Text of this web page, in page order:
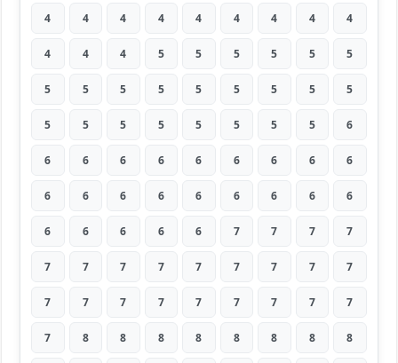
4 4 4 4 4 4 4 4 4
4 4 4 5 5 5 5 5 5
5 5 5 5 5 5 5 5 5
5 5 5 5 5 5 5 5 6
6 6 6 6 6 6 6 6 6
6 6 6 6 6 6 6 6 6
6 6 6 6 6 7 7 7 7
7 7 7 7 7 7 7 7 7
7 7 7 7 7 7 7 7 7
7 8 8 8 8 8 8 8 8